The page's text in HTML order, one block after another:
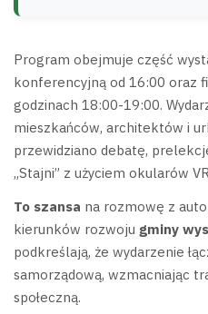
Program obejmuje część
konferencyjną od 16:00 oraz
godzinach 18:00-19:00.
mieszkańców, architektów i
przewidziano debatę,
„Stajni” z użyciem okularów
To szansa na rozmowę z
kierunków rozwoju gminy
podkreślają, że wydarzenie
samorządową, wzmacniając
społeczną.